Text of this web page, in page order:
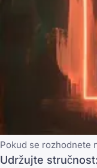
Pokud se rozhodnete
Udržujte